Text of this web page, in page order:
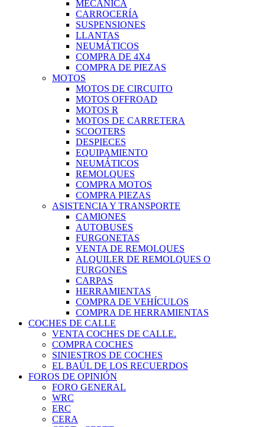
MECÁNICA
CARROCERÍA
SUSPENSIONES
LLANTAS
NEUMÁTICOS
COMPRA DE 4X4
COMPRA DE PIEZAS
MOTOS
MOTOS DE CIRCUITO
MOTOS OFFROAD
MOTOS R
MOTOS DE CARRETERA
SCOOTERS
DESPIECES
EQUIPAMIENTO
NEUMÁTICOS
REMOLQUES
COMPRA MOTOS
COMPRA PIEZAS
ASISTENCIA Y TRANSPORTE
CAMIONES
AUTOBUSES
FURGONETAS
VENTA DE REMOLQUES
ALQUILER DE REMOLQUES O
FURGONES
CARPAS
HERRAMIENTAS
COMPRA DE VEHÍCULOS
COMPRA DE HERRAMIENTAS
COCHES DE CALLE
VENTA COCHES DE CALLE.
COMPRA COCHES
SINIESTROS DE COCHES
EL BAÚL DE LOS RECUERDOS
FOROS DE OPINIÓN
FORO GENERAL
WRC
ERC
CERA